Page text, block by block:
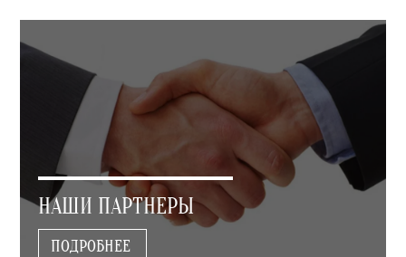
НАШИ ПАРТНЕРЫ
ПОДРОБНЕЕ